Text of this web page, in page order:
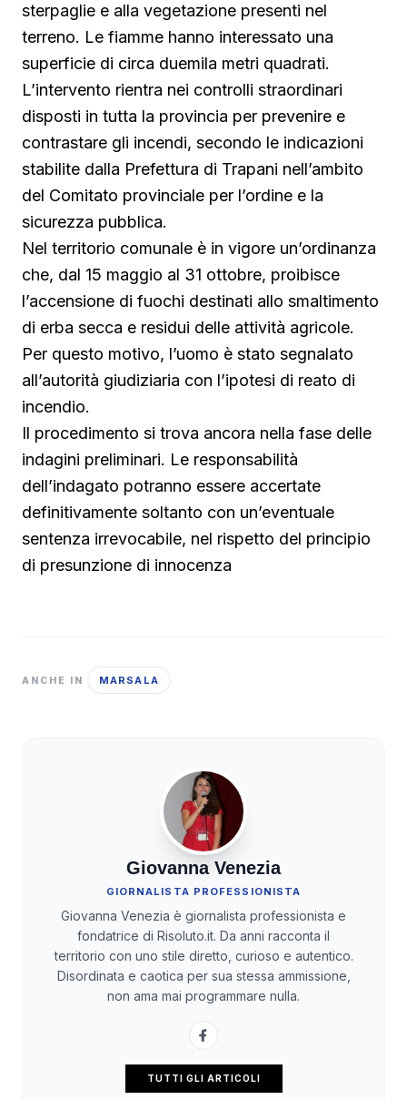
sterpaglie e alla vegetazione presenti nel
terreno. Le fiamme hanno interessato una
superficie di circa duemila metri quadrati.
L’intervento rientra nei controlli straordinari
disposti in tutta la provincia per prevenire e
contrastare gli incendi, secondo le indicazioni
stabilite dalla Prefettura di Trapani nell’ambito
del Comitato provinciale per l’ordine e la
sicurezza pubblica.
Nel territorio comunale è in vigore un’ordinanza
che, dal 15 maggio al 31 ottobre, proibisce
l’accensione di fuochi destinati allo smaltimento
di erba secca e residui delle attività agricole.
Per questo motivo, l’uomo è stato segnalato
all’autorità giudiziaria con l’ipotesi di reato di
incendio.
Il procedimento si trova ancora nella fase delle
indagini preliminari. Le responsabilità
dell’indagato potranno essere accertate
definitivamente soltanto con un’eventuale
sentenza irrevocabile, nel rispetto del principio
di presunzione di innocenza
ANCHE IN MARSALA
Giovanna Venezia
GIORNALISTA PROFESSIONISTA
Giovanna Venezia è giornalista professionista e
fondatrice di Risoluto.it. Da anni racconta il
territorio con uno stile diretto, curioso e autentico.
Disordinata e caotica per sua stessa ammissione,
non ama mai programmare nulla.
TUTTI GLI ARTICOLI